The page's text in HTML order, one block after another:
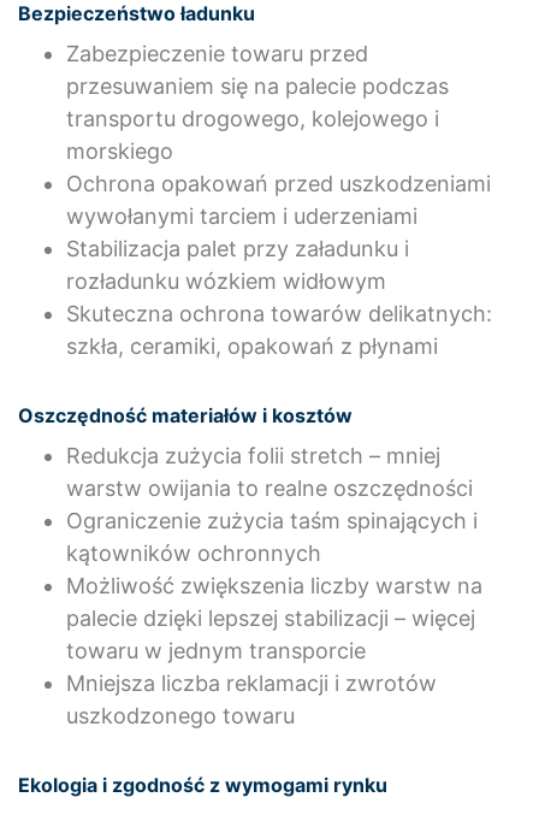
Bezpieczeństwo ładunku
Zabezpieczenie towaru przed
przesuwaniem się na palecie podczas
transportu drogowego, kolejowego i
morskiego
Ochrona opakowań przed uszkodzeniami
wywołanymi tarciem i uderzeniami
Stabilizacja palet przy załadunku i
rozładunku wózkiem widłowym
Skuteczna ochrona towarów delikatnych:
szkła, ceramiki, opakowań z płynami
Oszczędność materiałów i kosztów
Redukcja zużycia folii stretch – mniej
warstw owijania to realne oszczędności
Ograniczenie zużycia taśm spinających i
kątowników ochronnych
Możliwość zwiększenia liczby warstw na
palecie dzięki lepszej stabilizacji – więcej
towaru w jednym transporcie
Mniejsza liczba reklamacji i zwrotów
uszkodzonego towaru
Ekologia i zgodność z wymogami rynku